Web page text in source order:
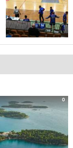
0